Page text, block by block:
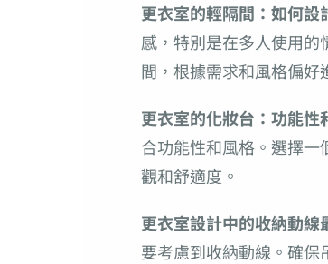
更衣室的輕隔間：如何設
感，特別是在多人使用
間，根據需求和風格偏好
更衣室的化妝台：功能性
合功能性和風格。選擇
觀和舒適度。
更衣室設計中的收納動線
要考慮到收納動線。確保